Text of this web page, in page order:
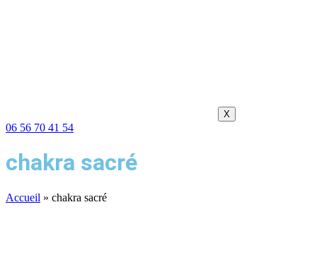
X
06 56 70 41 54
chakra sacré
Accueil » chakra sacré